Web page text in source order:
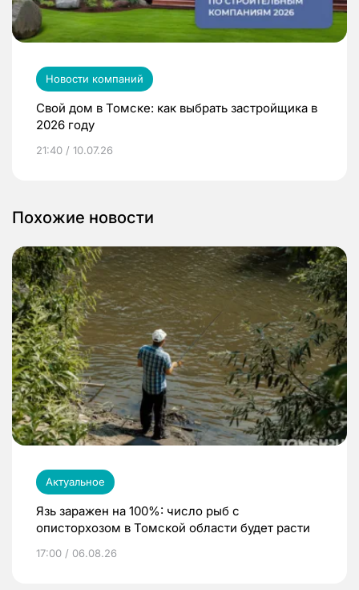
Новости компаний
Свой дом в Томске: как выбрать застройщика в
2026 году
21:40 / 10.07.26
Похожие новости
Актуальное
Язь заражен на 100%: число рыб с
описторхозом в Томской области будет расти
17:00 / 06.08.26